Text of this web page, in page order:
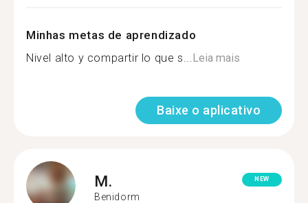
Minhas metas de aprendizado
Nivel alto y compartir lo que s...Leia mais
Baixe o aplicativo
M.
Benidorm
NEW